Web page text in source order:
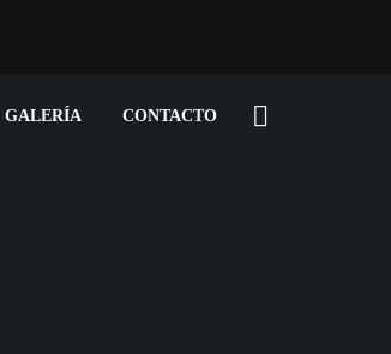
GALERÍA CONTACTO